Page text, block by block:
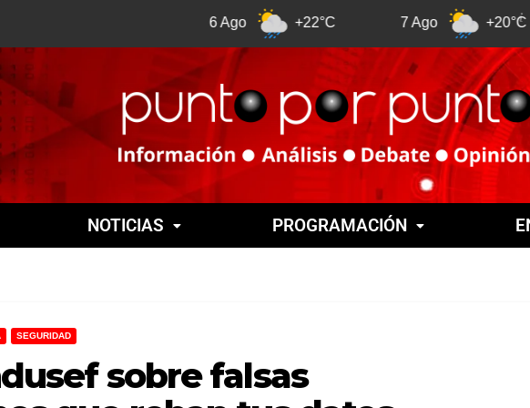
+22°C +20°C
NOTICIAS PROGRAMACIÓN
SEGURIDAD
sobre falsas